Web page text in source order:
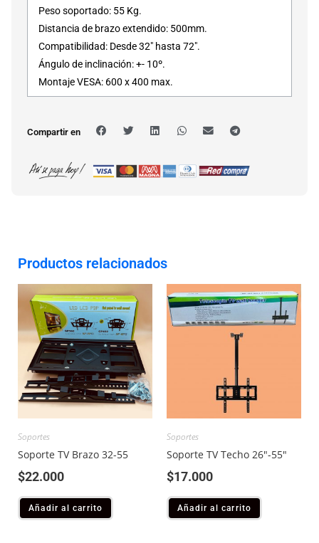
Peso soportado: 55 Kg.
Distancia de brazo extendido: 500mm.
Compatibilidad: Desde 32″ hasta 72″.
Ángulo de inclinación: +- 10º.
Montaje VESA: 600 x 400 max.
Compartir en
Productos relacionados
Soportes
Soporte TV Brazo 32-55
$22.000
Añadir al carrito
Soportes
Soporte TV Techo 26″-55″
$17.000
Añadir al carrito